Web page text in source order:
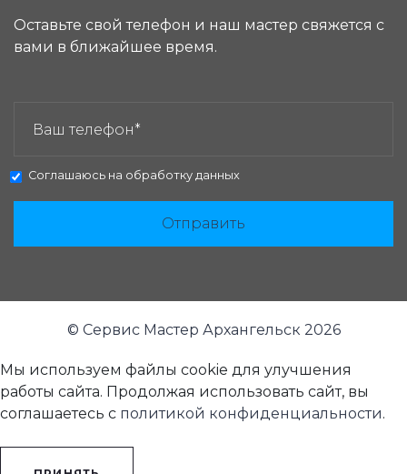
Оставьте свой телефон и наш мастер свяжется с
вами в ближайшее время.
Соглашаюсь на обработку данных
Отправить
© Сервис Мастер Архангельск 2026
Мы используем файлы cookie для улучшения
работы сайта. Продолжая использовать сайт, вы
соглашаетесь с политикой конфиденциальности.